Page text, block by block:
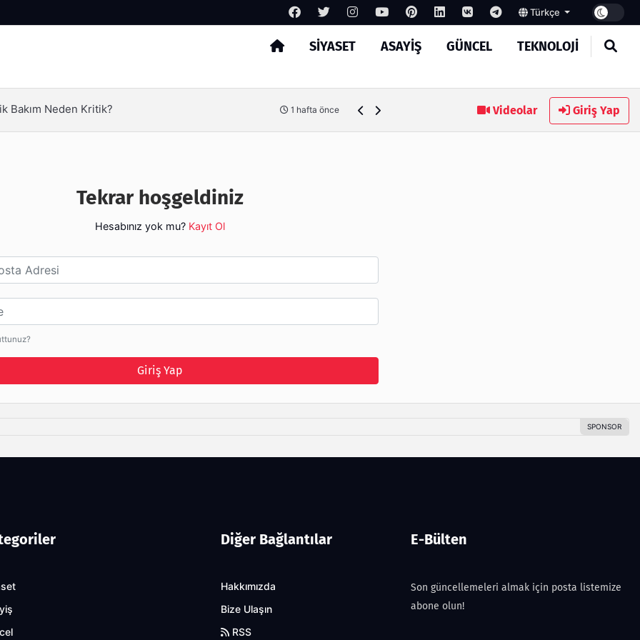
Türkçe
SIYASET ASAYIŞ GÜNCEL TEKNOLOJI
Arama
Bakım Neden Kritik? 1 hafta önce Ambalaj Süreçlerinde Yeni Nesil Verimliliği Olimpack ile
Videolar Giriş Yap
Tekrar hoşgeldiniz
Hesabınız yok mu? Kayıt Ol
Giriş Yap
Diğer Bağlantılar
Hakkımızda
Bize Ulaşın
RSS
E-Bülten
Son güncellemeleri almak için posta listemize
abone olun!